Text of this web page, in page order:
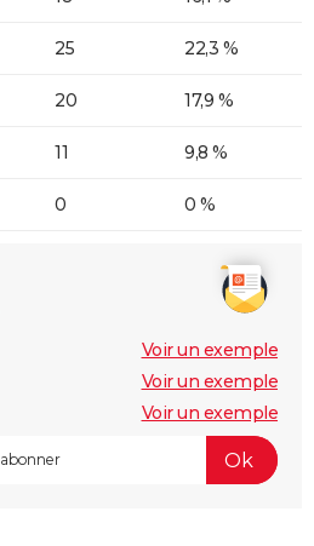
25 22,3 %
20 17,9 %
11 9,8 %
0 0 %
Voir un exemple
Voir un exemple
Voir un exemple